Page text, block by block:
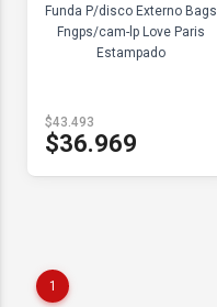
Funda P/disco Externo Bags
Fngps/cam-lp Love Paris
Estampado
$43.493
$36.969
1